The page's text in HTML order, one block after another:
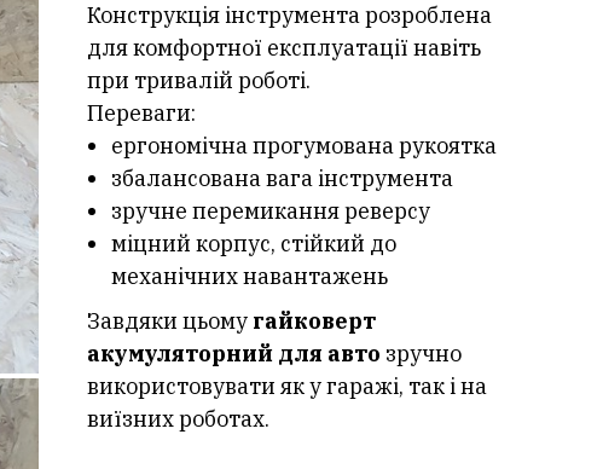
Конструкція інструмента розроблена
для комфортної експлуатації навіть
при тривалій роботі.
Переваги:
ергономічна прогумована рукоятка
збалансована вага інструмента
зручне перемикання реверсу
міцний корпус, стійкий до
механічних навантажень
Завдяки цьому гайковерт
акумуляторний для авто зручно
використовувати як у гаражі, так і на
виїзних роботах.